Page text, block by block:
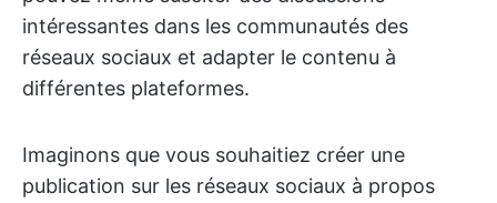
intéressantes dans les communautés des
réseaux sociaux et adapter le contenu à
différentes plateformes.
Imaginons que vous souhaitiez créer une
publication sur les réseaux sociaux à propos